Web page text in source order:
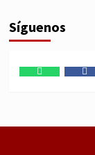
Síguenos